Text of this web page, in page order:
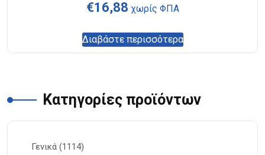
€16,88 χωρίς ΦΠΑ
Διαβάστε περισσότερα
Κατηγορίες προϊόντων
Γενικά (1114)